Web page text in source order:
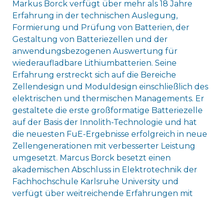
Markus Borck verfügt über mehr als 18 Jahre
Erfahrung in der technischen Auslegung,
Formierung und Prüfung von Batterien, der
Gestaltung von Batteriezellen und der
anwendungsbezogenen Auswertung für
wiederaufladbare Lithiumbatterien. Seine
Erfahrung erstreckt sich auf die Bereiche
Zellendesign und Moduldesign einschließlich des
elektrischen und thermischen Managements. Er
gestaltete die erste großformatige Batteriezelle
auf der Basis der Innolith-Technologie und hat
die neuesten FuE-Ergebnisse erfolgreich in neue
Zellengenerationen mit verbesserter Leistung
umgesetzt. Marcus Borck besetzt einen
akademischen Abschluss in Elektrotechnik der
Fachhochschule Karlsruhe University und
verfügt über weitreichende Erfahrungen mit